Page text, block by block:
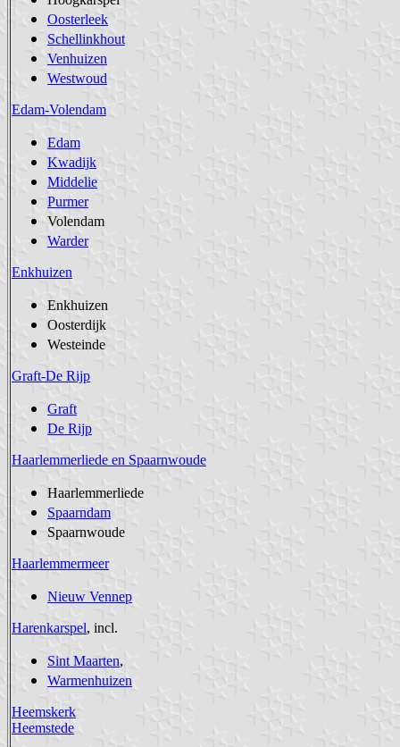
Oosterleek
Schellinkhout
Venhuizen
Westwoud
Edam-Volendam
Edam
Kwadijk
Middelie
Purmer
Volendam
Warder
Enkhuizen
Enkhuizen
Oosterdijk
Westeinde
Graft-De Rijp
Graft
De Rijp
Haarlemmerliede en Spaarnwoude
Haarlemmerliede
Spaarndam
Spaarnwoude
Haarlemmermeer
Nieuw Vennep
Harenkarspel, incl.
Sint Maarten,
Warmenhuizen
Heemskerk
Heemstede